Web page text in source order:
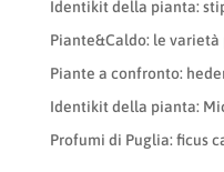
Identikit della pianta:
Piante&Caldo: le
Piante a confronto:
Identikit della pianta:
Profumi di Puglia: ficus